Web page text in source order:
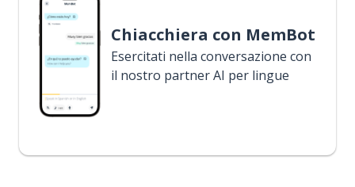
Chiacchiera con MemBot
Esercitati nella conversazione con
il nostro partner AI per lingue